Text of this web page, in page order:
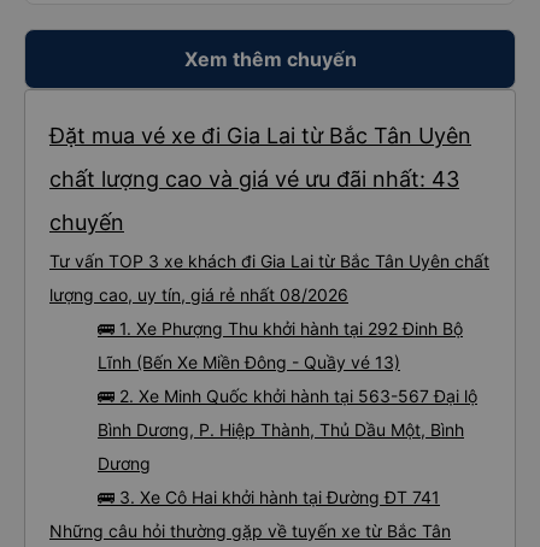
Xem thêm chuyến
Đặt mua vé xe đi Gia Lai từ Bắc Tân Uyên
chất lượng cao và giá vé ưu đãi nhất: 43
chuyến
Tư vấn TOP 3 xe khách đi Gia Lai từ Bắc Tân Uyên chất
lượng cao, uy tín, giá rẻ nhất 08/2026
🚌 1. Xe Phượng Thu khởi hành tại 292 Đinh Bộ
Lĩnh (Bến Xe Miền Đông - Quầy vé 13)
🚌 2. Xe Minh Quốc khởi hành tại 563-567 Đại lộ
Bình Dương, P. Hiệp Thành, Thủ Dầu Một, Bình
Dương
🚌 3. Xe Cô Hai khởi hành tại Đường ĐT 741
Những câu hỏi thường gặp về tuyến xe từ Bắc Tân